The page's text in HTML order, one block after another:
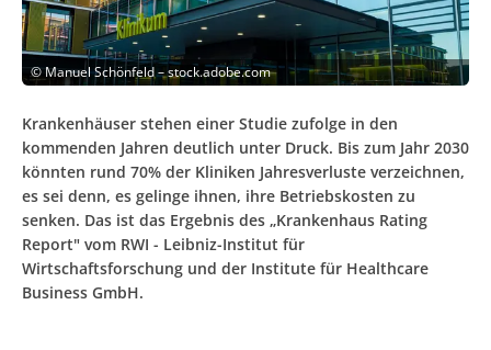
©Manuel Schönfeld – stock.adobe.com
Krankenhäuser stehen einer Studie zufolge in den
kommenden Jahren deutlich unter Druck. Bis zum Jahr 2030
könnten rund 70% der Kliniken Jahresverluste verzeichnen,
es sei denn, es gelinge ihnen, ihre Betriebskosten zu
senken. Das ist das Ergebnis des „Krankenhaus Rating
Report" vom RWI - Leibniz-Institut für
Wirtschaftsforschung und der Institute für Healthcare
Business GmbH.